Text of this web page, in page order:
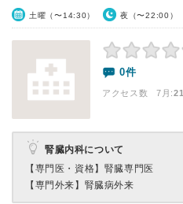
土曜（〜14:30） 夜（〜22:00）
0件
アクセス数 7月:21
腎臓内科について
【専門医・資格】 腎臓専門医
【専門外来】 腎臓病外来